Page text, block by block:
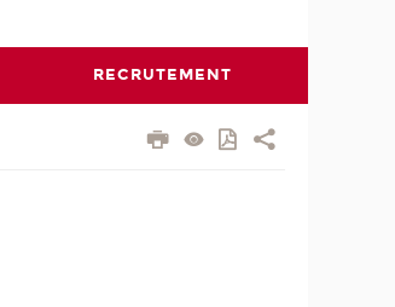
RECRUTEMENT